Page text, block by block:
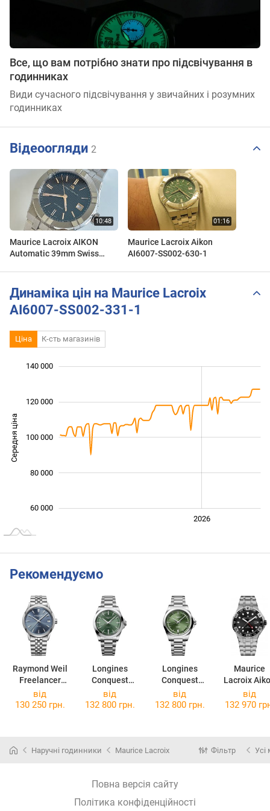
Все, що вам потрібно знати про підсвічування в
годинниках
Види сучасного підсвічування у звичайних і розумних
годинниках
Відеоогляди 2
Maurice Lacroix AIKON
Automatic 39mm Swiss
Impressions)
Maurice Lacroix Aikon
AI6007-SS002-630-1
Динаміка цін на Maurice Lacroix
AI6007-SS002-331-1
Ціна К-сть магазинів
Середня ціна 100 000
60 000
80 000
100 000
120 000
140 000
2026
Рекомендуємо
Raymond Weil
Freelancer
2741-ST-50001
Longines
Conquest
L3.830.4.02.6
Longines
Conquest
L3.720.4.02.6
Maurice
Lacroix
Venturer
AI6158-
від
130 250 грн.
від
132 800 грн.
від
132 800 грн.
від
132 970
Наручні годинники Maurice Lacroix Фільтр Усі
Повна версія сайту
Політика конфіденційності